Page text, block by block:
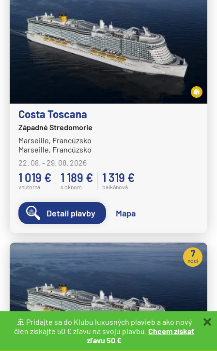
🚢 Pridajte sa do Klubu luxusných plavieb a ako nový
člen získajte 50 € zľavu na svoju plavbu. Chcem získať
zľavu 50 €
Costa Toscana
Západné Stredomorie
Marseille, Francúzsko
Marseille, Francúzsko
22. 08. - 29. 08. 2026
1 019 €
vnútorná
1 189 €
s oknom
1 319 €
balkónová
Detail plavby Mapa
7
nocí